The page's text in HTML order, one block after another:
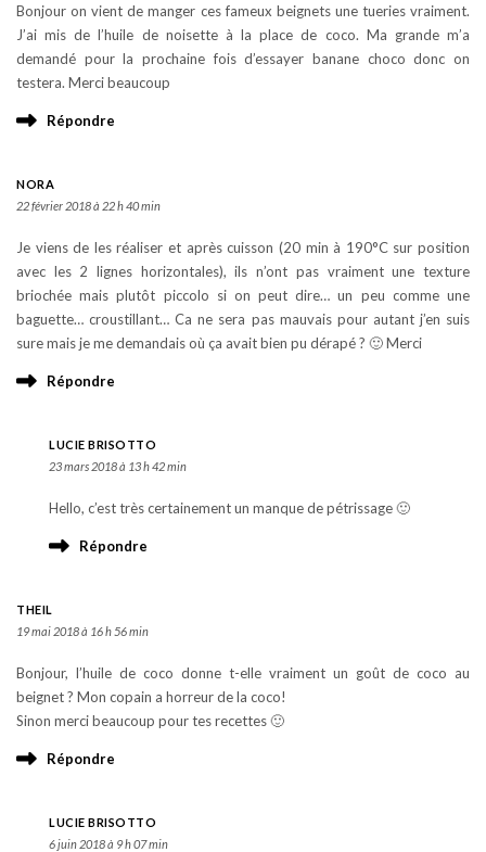
Bonjour on vient de manger ces fameux beignets une tueries vraiment.
J’ai mis de l’huile de noisette à la place de coco. Ma grande m’a
demandé pour la prochaine fois d’essayer banane choco donc on
testera. Merci beaucoup
Répondre
NORA
22 février 2018 à 22 h 40 min
Je viens de les réaliser et après cuisson (20 min à 190°C sur position
avec les 2 lignes horizontales), ils n’ont pas vraiment une texture
briochée mais plutôt piccolo si on peut dire… un peu comme une
baguette… croustillant… Ca ne sera pas mauvais pour autant j’en suis
sure mais je me demandais où ça avait bien pu dérapé ? 🙂 Merci
Répondre
LUCIE BRISOTTO
23 mars 2018 à 13 h 42 min
Hello, c’est très certainement un manque de pétrissage 🙂
Répondre
THEIL
19 mai 2018 à 16 h 56 min
Bonjour, l’huile de coco donne t-elle vraiment un goût de coco au
beignet ? Mon copain a horreur de la coco!
Sinon merci beaucoup pour tes recettes 🙂
Répondre
LUCIE BRISOTTO
6 juin 2018 à 9 h 07 min